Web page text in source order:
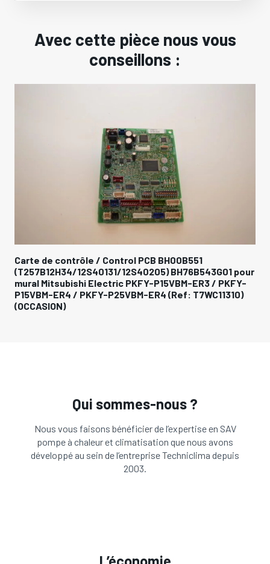
Avec cette pièce nous vous
conseillons :
Carte de contrôle / Control PCB BH00B551
(T257B12H34/12S40131/12S40205) BH76B543G01 pour
mural Mitsubishi Electric PKFY-P15VBM-ER3 / PKFY-
P15VBM-ER4 / PKFY-P25VBM-ER4 (Ref: T7WC11310)
(OCCASION)
Qui sommes-nous ?
Nous vous faisons bénéficier de l’expertise en SAV
pompe à chaleur et climatisation que nous avons
développé au sein de l’entreprise Techniclima depuis
2003.